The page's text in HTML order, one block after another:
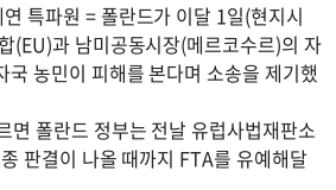
특파원 = 폴란드가 이달 1일(현지시
(EU)과 남미공동시장(메르코수르)의 자
국 농민이 피해를 본다며 소송을 제기했
면 폴란드 정부는 전날 유럽사법재판소
판결이 나올 때까지 FTA를 유예해달